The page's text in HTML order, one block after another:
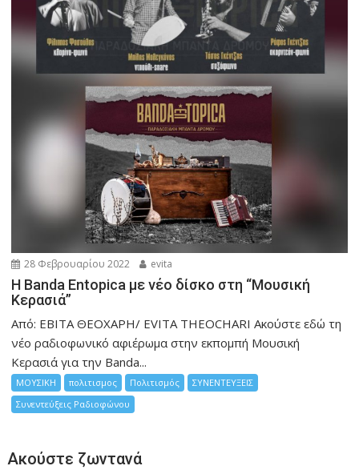
28 Φεβρουαρίου 2022 evita
Η Banda Entopica με νέο δίσκο στη “Μουσική
Κερασιά”
Από: ΕΒΙΤΑ ΘΕΟΧΑΡΗ/ EVITA THEOCHARI Ακούστε εδώ τη
νέο ραδιοφωνικό αφιέρωμα στην εκπομπή Μουσική
Κερασιά για την Banda...
ΜΟΥΣΙΚΗ πολιτισμος Πολιτισμός
ΣΥΝΕΝΤΕΥΞΕΙΣ
Συνεντεύξεις Ραδιοφώνου
Ακούστε ζωντανά